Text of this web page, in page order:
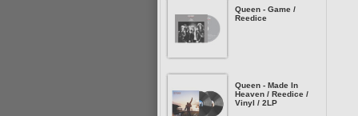
Queen - Game /
Reedice
Queen - Made In
Heaven / Reedice /
Vinyl / 2LP